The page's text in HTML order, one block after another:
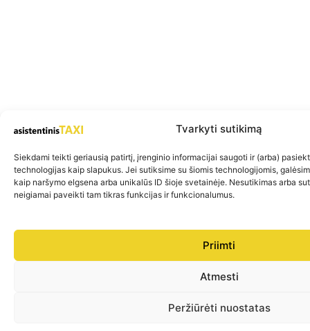
Tvarkyti sutikimą
Siekdami teikti geriausią patirtį, įrenginio informacijai saugoti ir (arba)
technologijas kaip slapukus. Jei sutiksime su šiomis technologijomis,
kaip naršymo elgsena arba unikalūs ID šioje svetainėje. Nesutikimas arba
neigiamai paveikti tam tikras funkcijas ir funkcionalumus.
Priimti
Atmesti
Peržiūrėti nuostatas